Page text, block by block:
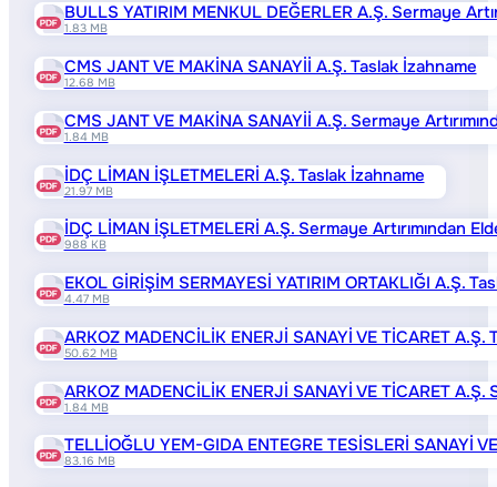
BULLS YATIRIM MENKUL DEĞERLER A.Ş. Sermaye
1.83 MB
CMS JANT VE MAKİNA SANAYİİ A.Ş. Taslak İzahname
12.68 MB
CMS JANT VE MAKİNA SANAYİİ A.Ş. Sermaye
1.84 MB
İDÇ LİMAN İŞLETMELERİ A.Ş. Taslak İzahname
21.97 MB
İDÇ LİMAN İŞLETMELERİ A.Ş. Sermaye Artırımından
988 KB
EKOL GİRİŞİM SERMAYESİ YATIRIM ORTAKLIĞI A.Ş.
4.47 MB
ARKOZ MADENCİLİK ENERJİ SANAYİ VE TİCARET A.Ş.
50.62 MB
ARKOZ MADENCİLİK ENERJİ SANAYİ VE TİCARET
1.84 MB
TELLİOĞLU YEM-GIDA ENTEGRE TESİSLERİ SANAYİ
83.16 MB